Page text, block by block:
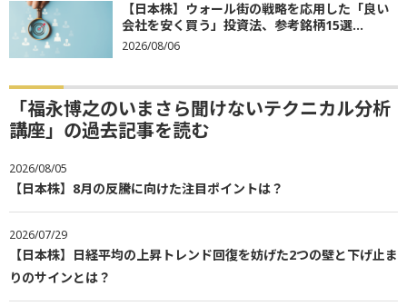
【日本株】ウォール街の戦略を応用した「良い
会社を安く買う」投資法、参考銘柄15選...
2026/08/06
「福永博之のいまさら聞けないテクニカル分析
講座」の過去記事を読む
2026/08/05
【日本株】8月の反騰に向けた注目ポイントは？
2026/07/29
【日本株】日経平均の上昇トレンド回復を妨げた2つの壁と下げ止ま
りのサインとは？